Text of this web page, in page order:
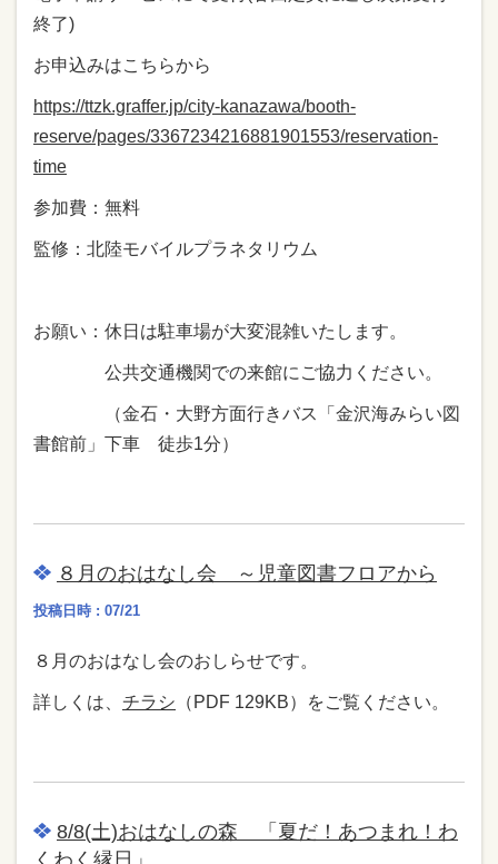
終了)
お申込みはこちらから
https://ttzk.graffer.jp/city-kanazawa/booth-
reserve/pages/3367234216881901553/reservation-
time
参加費：無料
監修：北陸モバイルプラネタリウム
お願い：休日は駐車場が大変混雑いたします。
公共交通機関での来館にご協力ください。
（金石・大野方面行きバス「金沢海みらい図
書館前」下車 徒歩1分）
８月のおはなし会 ～児童図書フロアから
投稿日時 : 07/21
８月のおはなし会のおしらせです。
詳しくは、 チラシ （PDF 129KB）をご覧ください。
8/8(土)おはなしの森 「夏だ！あつまれ！わ
くわく縁日」